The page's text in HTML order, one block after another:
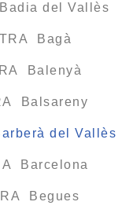
del Vallès
Bagà
Balenyà
Balsareny
del Vallès
Barcelona
Begues